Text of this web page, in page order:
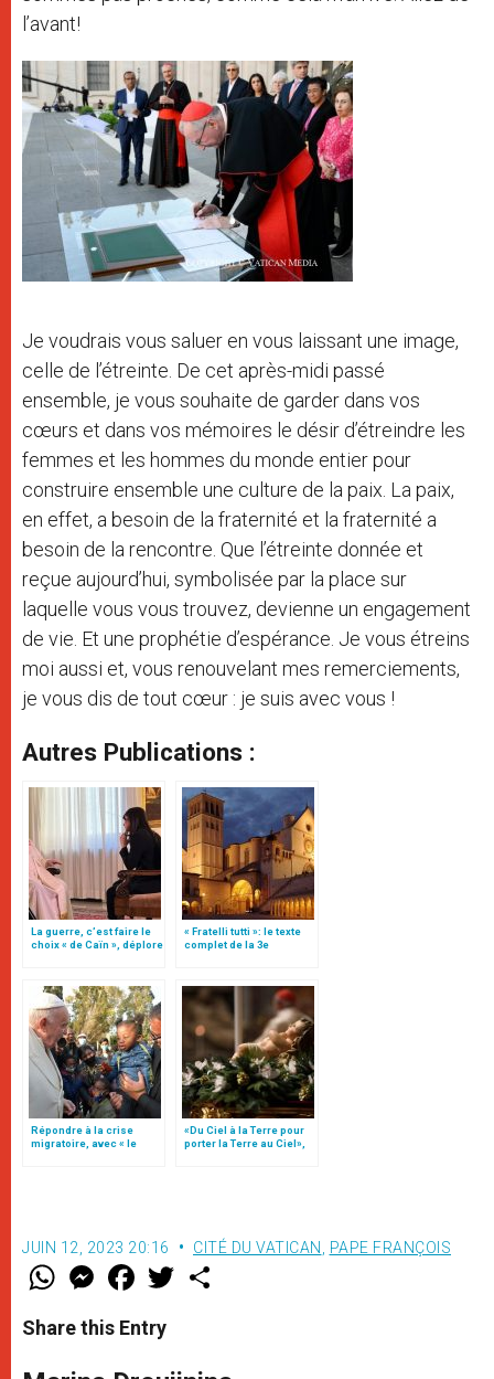
l’avant!
Je voudrais vous saluer en vous laissant une image,
celle de l’étreinte. De cet après-midi passé
ensemble, je vous souhaite de garder dans vos
cœurs et dans vos mémoires le désir d’étreindre les
femmes et les hommes du monde entier pour
construire ensemble une culture de la paix. La paix,
en effet, a besoin de la fraternité et la fraternité a
besoin de la rencontre. Que l’étreinte donnée et
reçue aujourd’hui, symbolisée par la place sur
laquelle vous vous trouvez, devienne un engagement
de vie. Et une prophétie d’espérance. Je vous étreins
moi aussi et, vous renouvelant mes remerciements,
je vous dis de tout cœur : je suis avec vous !
Autres Publications :
La guerre, c’est faire le
choix « de Caïn », déplore
« Fratelli tutti »: le texte
complet de la 3e
Répondre à la crise
migratoire, avec « le
«Du Ciel à la Terre pour
porter la Terre au Ciel»,
JUIN 12, 2023 20:16 CITÉ DU VATICAN PAPE FRANÇOIS
W
t
s
p
M
e
s
e
g
F
a
e
b
o
w
r
Share this Entry